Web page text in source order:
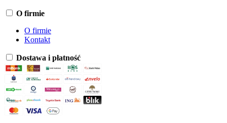
O firmie
O firmie
Kontakt
Dostawa i płatność